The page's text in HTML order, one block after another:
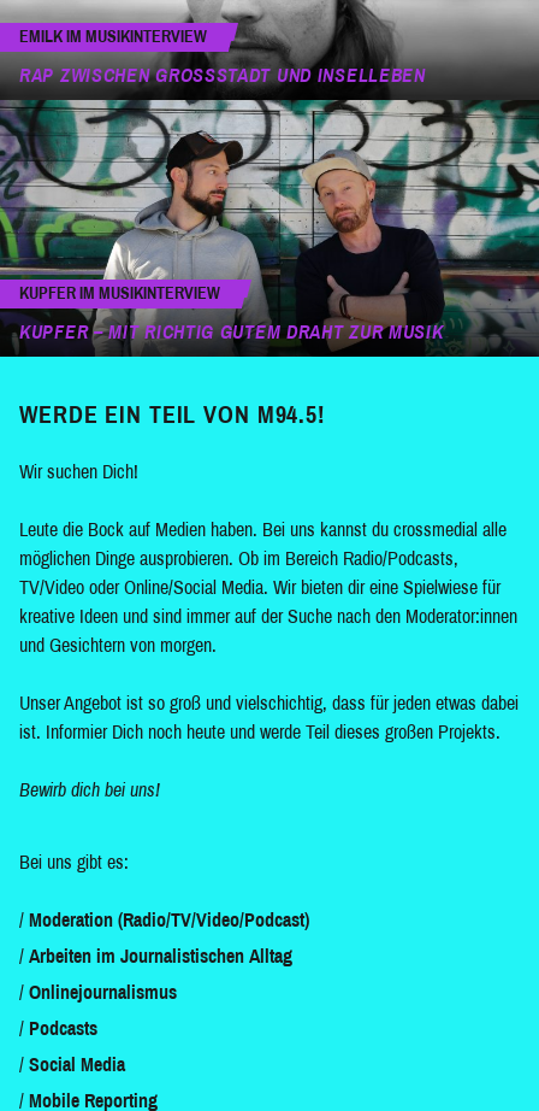
EMILK IM MUSIKINTERVIEW
RAP ZWISCHEN GROSSSTADT UND INSELLEBEN
KUPFER IM MUSIKINTERVIEW
KUPFER – MIT RICHTIG GUTEM DRAHT ZUR MUSIK
WERDE EIN TEIL VON M94.5!
Wir suchen Dich!
Leute die Bock auf Medien haben. Bei uns kannst du crossmedial alle
möglichen Dinge ausprobieren. Ob im Bereich Radio/Podcasts,
TV/Video oder Online/Social Media. Wir bieten dir eine Spielwiese für
kreative Ideen und sind immer auf der Suche nach den Moderator:innen
und Gesichtern von morgen.
Unser Angebot ist so groß und vielschichtig, dass für jeden etwas dabei
ist. Informier Dich noch heute und werde Teil dieses großen Projekts.
Bewirb dich bei uns!
Bei uns gibt es:
Moderation (Radio/TV/Video/Podcast)
Arbeiten im Journalistischen Alltag
Onlinejournalismus
Podcasts
Social Media
Mobile Reporting